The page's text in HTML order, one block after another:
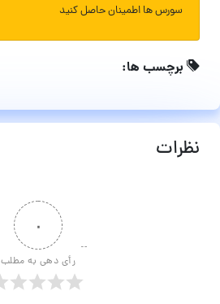
سورس ها اطمینان حاصل کنید
برچسب ها:
نظرات
۰
رأی دهی به مطلب